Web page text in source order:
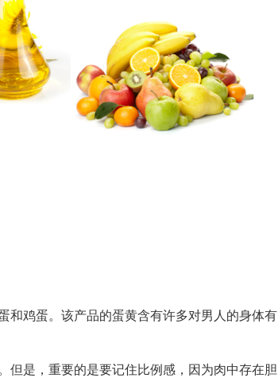
和鸡蛋。该产品的蛋黄含有许多对男人的身体有
但是，重要的是要记住比例感，因为肉中存在胆